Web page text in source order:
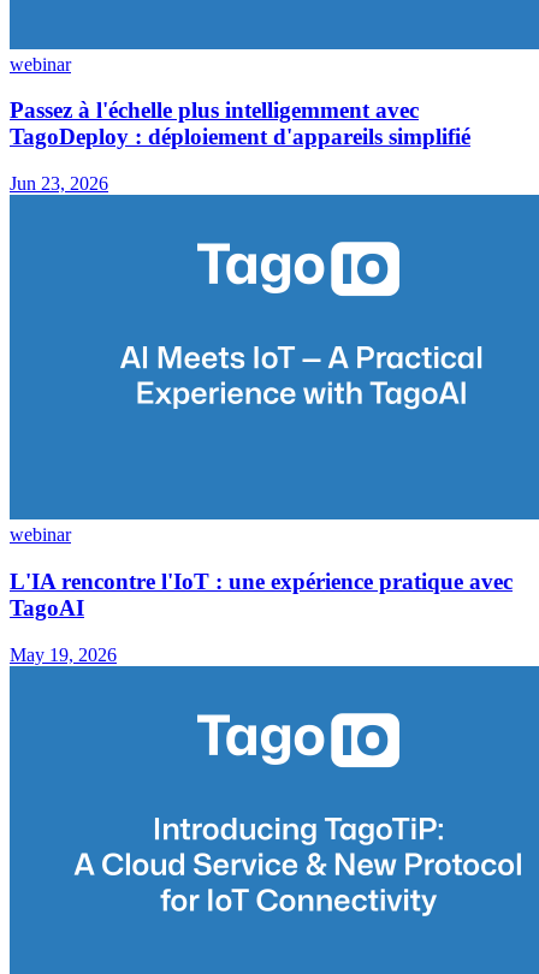
webinar
Passez à l'échelle plus intelligemment avec
TagoDeploy : déploiement d'appareils simplifié
Jun 23, 2026
webinar
L'IA rencontre l'IoT : une expérience pratique avec
TagoAI
May 19, 2026